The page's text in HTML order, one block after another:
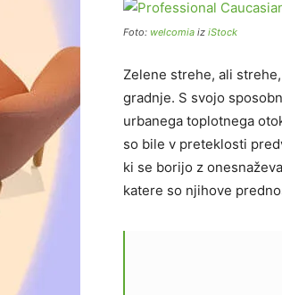
Foto: welcomia iz iStock
Zelene strehe, ali
gradnje. S svojo
urbanega toplotnega
so bile v preteklosti
ki se borijo z
katere so njihove